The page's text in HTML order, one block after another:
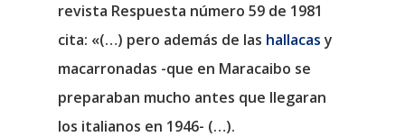
revista Respuesta número 59 de 1981
cita: «(…) pero además de las hallacasy
macarronadas -que en Maracaibo se
preparaban mucho antes que llegaran
los italianos en 1946- (…).